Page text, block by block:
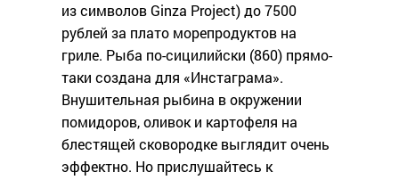
из символов Ginza Project) до 7500
рублей за плато морепродуктов на
гриле. Рыба по-сицилийски (860) прямо-
таки создана для «Инстаграма».
Внушительная рыбина в окружении
помидоров, оливок и картофеля на
блестящей сковородке выглядит очень
эффектно. Но прислушайтесь к